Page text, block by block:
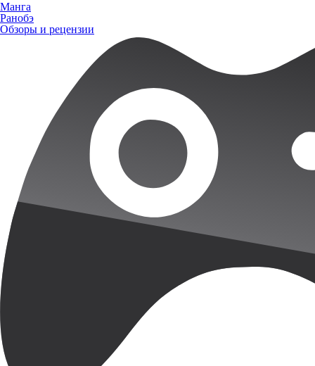
Манга
Ранобэ
Обзоры и рецензии